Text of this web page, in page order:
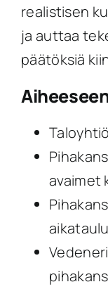
realistisen
ja auttaa
päätöksiä
avaimet